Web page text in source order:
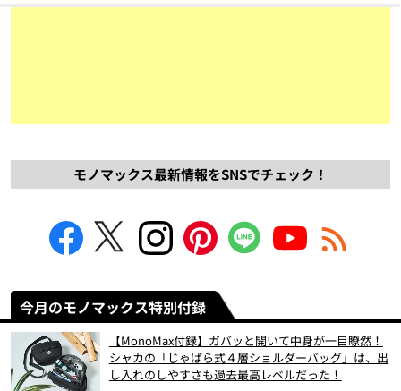
モノマックス最新情報をSNSでチェック！
今月のモノマックス特別付録
【MonoMax付録】ガバッと開いて中身が一目瞭然！
シャカの「じゃばら式４層ショルダーバッグ」は、出
し入れのしやすさも過去最高レベルだった！